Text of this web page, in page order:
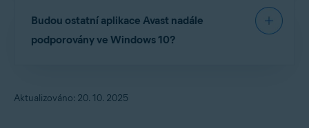
Windows 10, Windows Defender přestane
dostávat aktualizace, zatímco Avast Antivirus bude
Budou ostatní aplikace Avast nadále
podporovány ve Windows 10?
Aktualizováno: 20. 10. 2025